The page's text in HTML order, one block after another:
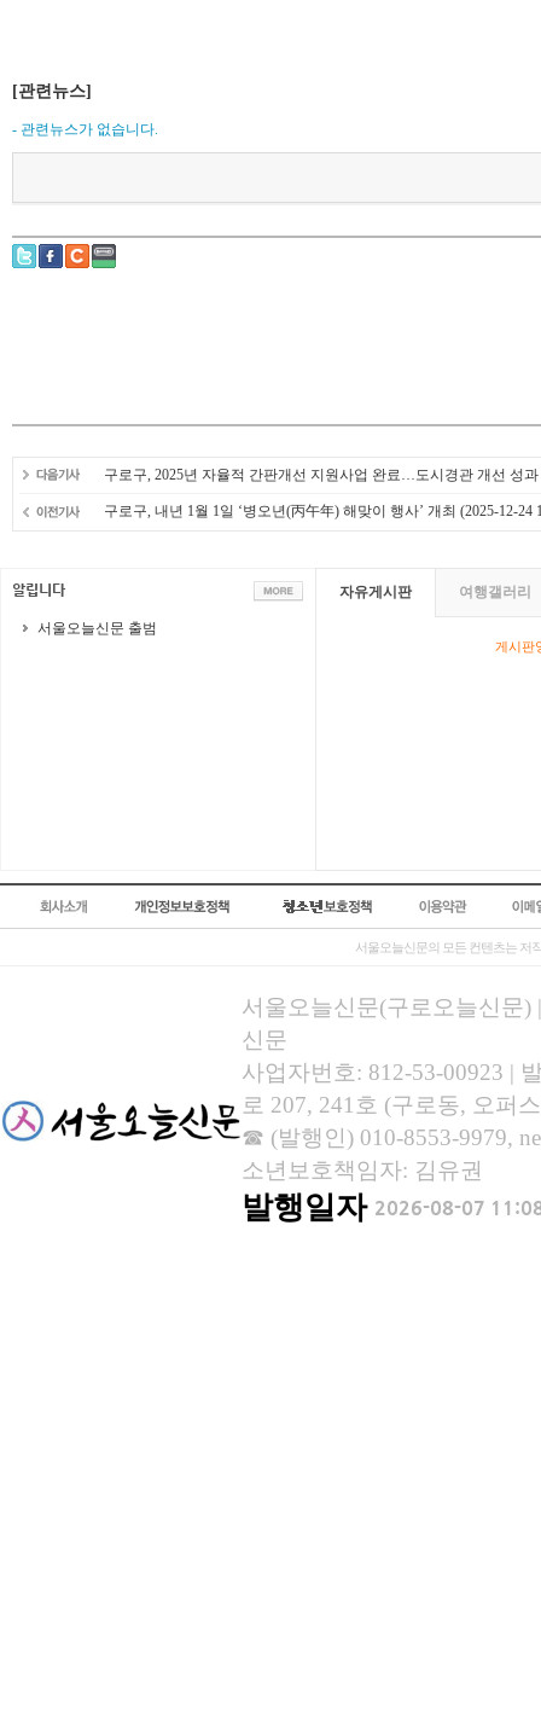
[관련뉴스]
- 관련뉴스가 없습니다.
구로구, 2025년 자율적 간판개선 지원사업 완료…도시경관 개선 성과
구로구, 내년 1월 1일 ‘병오년(丙午年) 해맞이 행사’ 개최 (2025-12-24
서울오늘신문 출범
자유게시판 여행갤러리
게시판
서울오늘신문의 모든 컨텐츠는 저
서울오늘신문(구로오늘신문)
신문
사업자번호: 812-53-00923 |
로 207, 241호 (구로동, 오퍼
☎ (발행인) 010-8553-9979,
소년보호책임자: 김유권
발행일자